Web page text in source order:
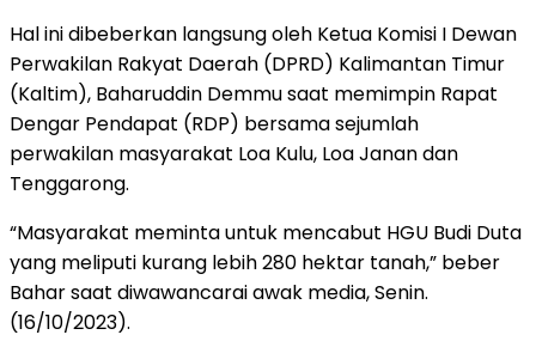
Hal ini dibeberkan langsung oleh Ketua Komisi I Dewan
Perwakilan Rakyat Daerah (DPRD) Kalimantan Timur
(Kaltim), Baharuddin Demmu saat memimpin Rapat
Dengar Pendapat (RDP) bersama sejumlah
perwakilan masyarakat Loa Kulu, Loa Janan dan
Tenggarong.
“Masyarakat meminta untuk mencabut HGU Budi Duta
yang meliputi kurang lebih 280 hektar tanah,” beber
Bahar saat diwawancarai awak media, Senin.
(16/10/2023).